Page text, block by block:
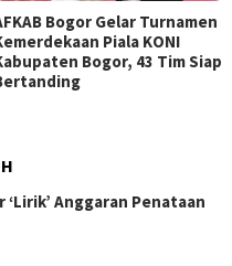
Bogor Gelar Turnamen
Piala KONI
Bogor, 43 Tim Siap
Anggaran Penataan